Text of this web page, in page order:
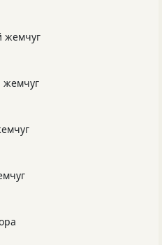
жемчуг
жемчуг